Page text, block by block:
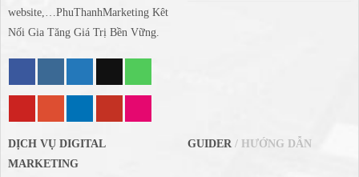
website,…PhuThanhMarketing Kêt
Nối Gia Tăng Giá Trị Bền Vững.
DỊCH VỤ DIGITAL
MARKETING
GUIDER / HƯỚNG DẪN